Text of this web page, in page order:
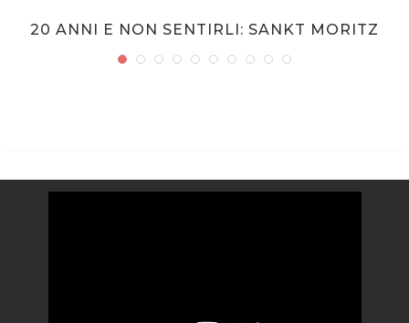
20 ANNI E NON SENTIRLI: SANKT MORITZ